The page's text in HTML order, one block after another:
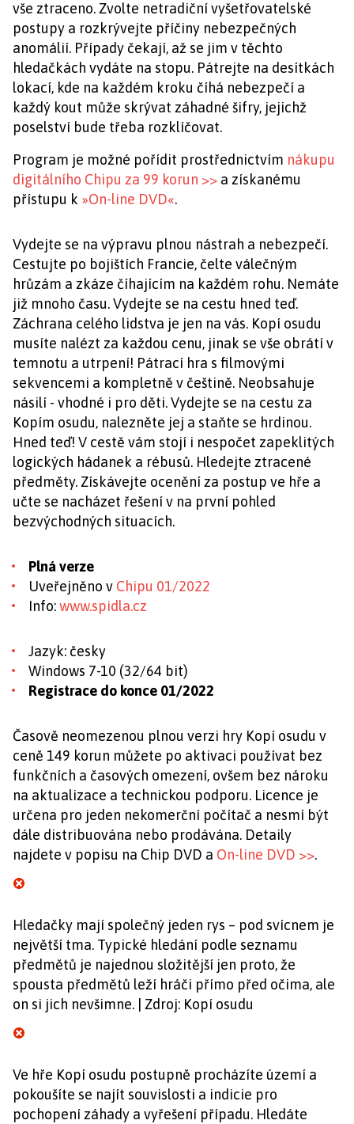
vše ztraceno. Zvolte netradiční vyšetřovatelské
postupy a rozkrývejte příčiny nebezpečných
anomálií. Případy čekají, až se jim v těchto
hledačkách vydáte na stopu. Pátrejte na desítkách
lokací, kde na každém kroku číhá nebezpečí a
každý kout může skrývat záhadné šifry, jejichž
poselství bude třeba rozklíčovat.
Program je možné pořídit prostřednictvím nákupu
digitálního Chipu za 99 korun >> a získanému
přístupu k »On-line DVD«.
Vydejte se na výpravu plnou nástrah a nebezpečí.
Cestujte po bojištích Francie, čelte válečným
hrůzám a zkáze číhajícím na každém rohu. Nemáte
již mnoho času. Vydejte se na cestu hned teď.
Záchrana celého lidstva je jen na vás. Kopí osudu
musíte nalézt za každou cenu, jinak se vše obrátí v
temnotu a utrpení! Pátrací hra s filmovými
sekvencemi a kompletně v češtině. Neobsahuje
násilí - vhodné i pro děti. Vydejte se na cestu za
Kopím osudu, nalezněte jej a staňte se hrdinou.
Hned teď! V cestě vám stojí i nespočet zapeklitých
logických hádanek a rébusů. Hledejte ztracené
předměty. Získávejte ocenění za postup ve hře a
učte se nacházet řešení v na první pohled
bezvýchodných situacích.
Plná verze
Uveřejněno v Chipu 01/2022
Info:www.spidla.cz
Jazyk: česky
Windows 7-10 (32/64 bit)
Registrace do konce 01/2022
Časově neomezenou plnou verzi hry Kopí osudu v
ceně 149 korun můžete po aktivaci používat bez
funkčních a časových omezení, ovšem bez nároku
na aktualizace a technickou podporu. Licence je
určena pro jeden nekomerční počítač a nesmí být
dále distribuována nebo prodávána. Detaily
najdete v popisu na Chip DVD a On-line DVD >>.
Hledačky mají společný jeden rys – pod svícnem je
největší tma. Typické hledání podle seznamu
předmětů je najednou složitější jen proto, že
spousta předmětů leží hráči přímo před očima, ale
on si jich nevšimne. | Zdroj: Kopí osudu
Ve hře Kopí osudu postupně procházíte území a
pokoušíte se najít souvislosti a indicie pro
pochopení záhady a vyřešení případu. Hledáte